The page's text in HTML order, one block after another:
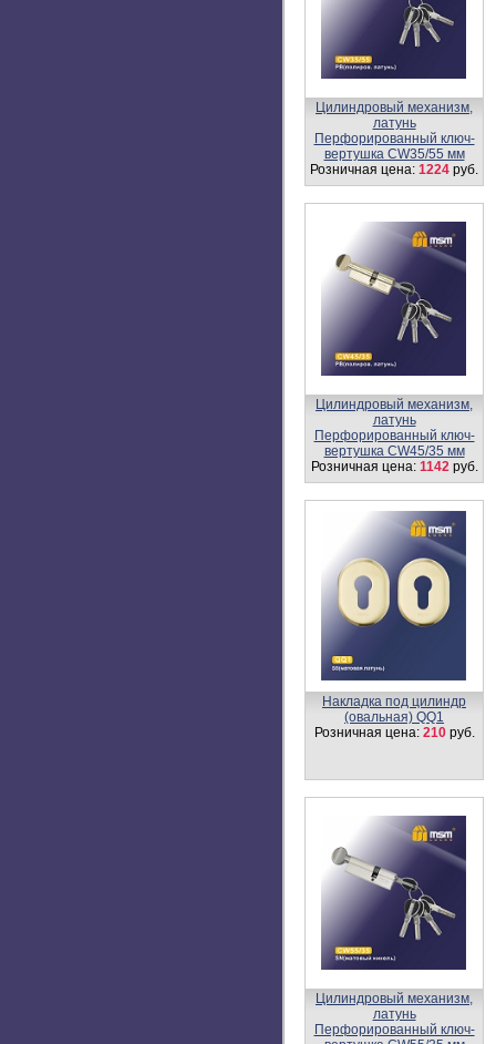
ZS605-A
Розничная цена:
Цилиндровый механизм,
латунь
Перфорированный ключ-
вертушка CW55/35 мм
ZN906-R
Розничная цена:2120
Врезной сувальдный замок
(сейфовый ) M60K-S
Розничная цена:1190руб.